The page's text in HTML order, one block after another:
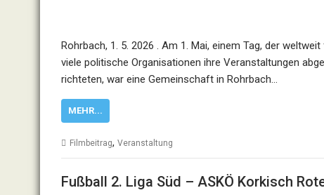
Rohrbach, 1. 5. 2026 . Am 1. Mai, einem Tag, der
viele politische Organisationen ihre Veranstaltungen
richteten, war eine Gemeinschaft in Rohrbach…
MEHR...
Filmbeitrag, Veranstaltung
Fußball 2. Liga Süd – ASKÖ Korkisch